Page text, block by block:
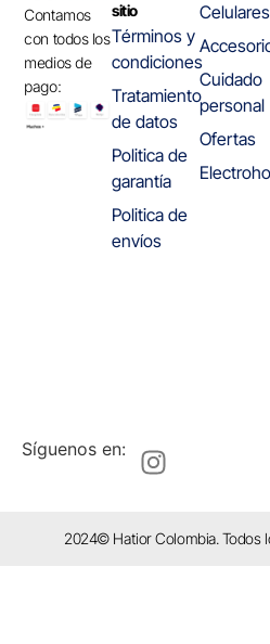
Contamos
con todos los
medios de
pago:
sitio
Términos y
condiciones
Tratamiento
de datos
Politica de
garantía
Politica de
envíos
Celulares
Cuidado
personal
Ofertas
Síguenos en:
2024© Hatior Colombia. Todos